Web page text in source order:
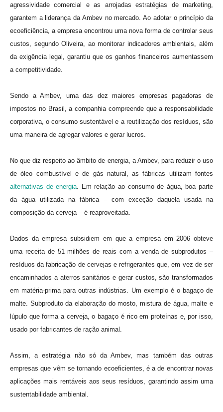
agressividade comercial e as arrojadas estratégias de marketing,
garantem a liderança da Ambev no mercado. Ao adotar o princípio da
ecoeficiência, a empresa encontrou uma nova forma de controlar seus
custos, segundo Oliveira, ao monitorar indicadores ambientais, além
da exigência legal, garantiu que os ganhos financeiros aumentassem
a competitividade.
Sendo a Ambev, uma das dez maiores empresas pagadoras de
impostos no Brasil, a companhia compreende que a responsabilidade
corporativa, o consumo sustentável e a reutilização dos resíduos, são
uma maneira de agregar valores e gerar lucros.
No que diz respeito ao âmbito de energia, a Ambev, para reduzir o uso
de óleo combustível e de gás natural, as fábricas utilizam fontes
alternativas de energia . Em relação ao consumo de água, boa parte
da água utilizada na fábrica – com exceção daquela usada na
composição da cerveja – é reaproveitada.
Dados da empresa subsidiem em que a empresa em 2006 obteve
uma receita de 51 milhões de reais com a venda de subprodutos –
resíduos da fabricação de cervejas e refrigerantes que, em vez de ser
encaminhados a aterros sanitários e gerar custos, são transformados
em matéria-prima para outras indústrias. Um exemplo é o bagaço de
malte. Subproduto da elaboração do mosto, mistura de água, malte e
lúpulo que forma a cerveja, o bagaço é rico em proteínas e, por isso,
usado por fabricantes de ração animal.
Assim, a estratégia não só da Ambev, mas também das outras
empresas que vêm se tornando ecoeficientes, é a de encontrar novas
aplicações mais rentáveis aos seus resíduos, garantindo assim uma
sustentabilidade ambiental.